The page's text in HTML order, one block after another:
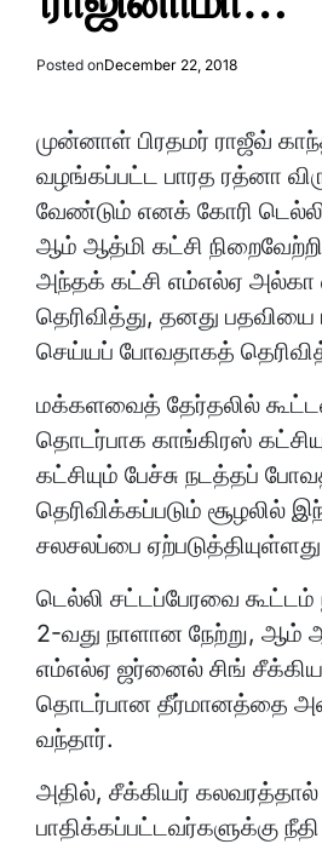
Posted onDecember 22, 2018
முன்னாள் பிரதமர் ராஜீவ்
வழங்கப்பட்ட பாரத ரத்னா
வேண்டும் எனக் கோரி
ஆம் ஆத்மி கட்சி
அந்தக் கட்சி எம்எல்ஏ அல்கா
தெரிவித்து, தனது பதவியை
செய்யப் போவதாகத்
மக்களவைத் தேர்தலில்
தொடர்பாக காங்கிரஸ்
கட்சியும் பேச்சு நடத்தப்
தெரிவிக்கப்படும் சூழலில்
சலசலப்பை
டெல்லி சட்டப்பேரவை கூட்டம்
2-வது நாளான நேற்று, ஆம்
எம்எல்ஏ ஜர்னைல் சிங்
தொடர்பான தீர்மானத்தை
வந்தார்.
அதில், சீக்கியர் கலவரத்தால்
பாதிக்கப்பட்டவர்களுக்கு